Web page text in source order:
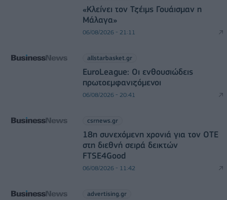
«Κλείνει τον Τζέιμς Γουάισμαν η
Μάλαγα»
06/08/2026 - 21:11
allstarbasket.gr
EuroLeague: Οι ενθουσιώδεις
πρωτοεμφανιζόμενοι
06/08/2026 - 20:41
csrnews.gr
18η συνεχόμενη χρονιά για τον ΟΤΕ
στη διεθνή σειρά δεικτών
FTSE4Good
06/08/2026 - 11:42
advertising.gr